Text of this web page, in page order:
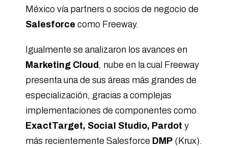
México vía partners o socios de negocio de
Salesforce como Freeway.
Igualmente se analizaron los avances en
Marketing Cloud , nube en la cual Freeway
presenta una de sus áreas más grandes de
especialización, gracias a complejas
implementaciones de componentes como
ExactTarget, Social Studio, Pardot y
más recientemente Salesforce DMP(Krux).